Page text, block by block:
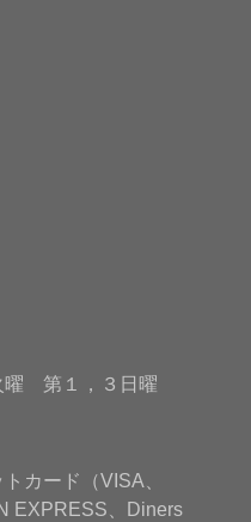
第１，３日曜
カード（VISA、
EXPRESS、Diners